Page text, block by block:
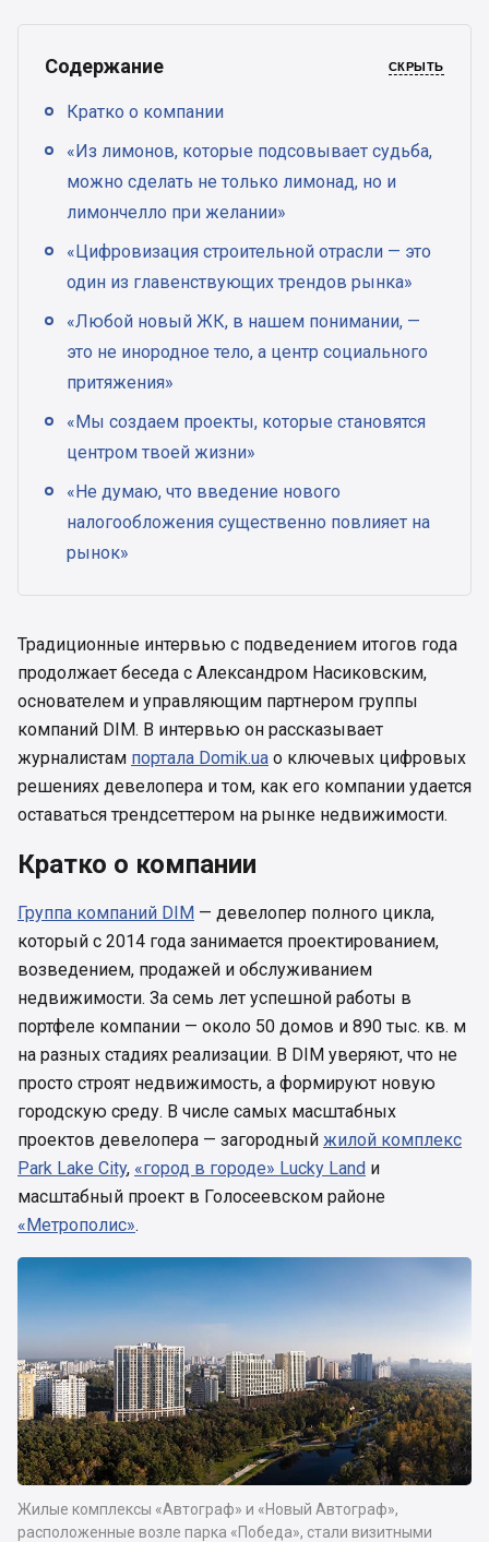
Содержание СКРЫТЬ
Кратко о компании
«Из лимонов, которые подсовывает судьба,
можно сделать не только лимонад, но и
лимончелло при желании»
«Цифровизация строительной отрасли — это
один из главенствующих трендов рынка»
«Любой новый ЖК, в нашем понимании, —
это не инородное тело, а центр социального
притяжения»
«Мы создаем проекты, которые становятся
центром твоей жизни»
«Не думаю, что введение нового
налогообложения существенно повлияет на
рынок»
Традиционные интервью с подведением итогов года
продолжает беседа с Александром Насиковским,
основателем и управляющим партнером группы
компаний DIM. В интервью он рассказывает
журналистам портала Domik.ua о ключевых цифровых
решениях девелопера и том, как его компании удается
оставаться трендсеттером на рынке недвижимости.
Кратко о компании
Группа компаний DIM — девелопер полного цикла,
который с 2014 года занимается проектированием,
возведением, продажей и обслуживанием
недвижимости. За семь лет успешной работы в
портфеле компании — около 50 домов и 890 тыс. кв. м
на разных стадиях реализации. В DIM уверяют, что не
просто строят недвижимость, а формируют новую
городскую среду. В числе самых масштабных
проектов девелопера — загородный жилой комплекс
Park Lake City, «город в городе» Lucky Land и
масштабный проект в Голосеевском районе
«Метрополис».
Жилые комплексы «Автограф» и «Новый Автограф»,
расположенные возле парка «Победа», стали визитными